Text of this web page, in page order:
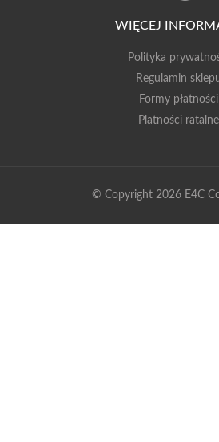
WIĘCEJ
Polityka
Regulamin
Formy płatności
Platności ratalne
© Copyright 2026 E4C